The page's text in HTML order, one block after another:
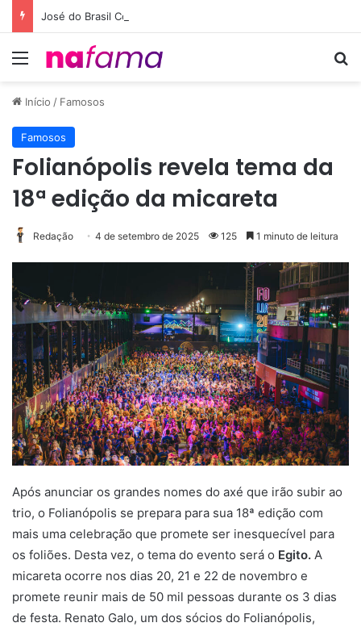
Menu
Início / Famosos
Famosos
Folianópolis revela tema da
18ª edição da micareta
Redação 4 de setembro de 2025 125 1 minuto de leitura
Após anunciar os grandes nomes do axé que irão subir ao
trio, o Folianópolis se prepara para sua 18ª edição com
mais uma celebração que promete ser inesquecível para
os foliões. Desta vez, o tema do evento será o Egito. A
micareta ocorre nos dias 20, 21 e 22 de novembro e
promete reunir mais de 50 mil pessoas durante os 3 dias
de festa. Renato Galo, um dos sócios do Folianópolis,